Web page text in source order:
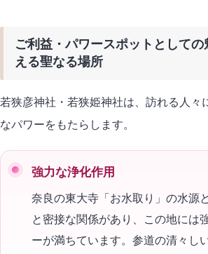
ご利益・パワースポットとして
える聖なる場所
若狭彦神社・若狭姫神社は、訪れる人々
なパワーをもたらします。
強力な浄化作用
奈良の東大寺「お水取り」の水源
と密接な関係があり、この地には
ーが満ちています。参道の清々し